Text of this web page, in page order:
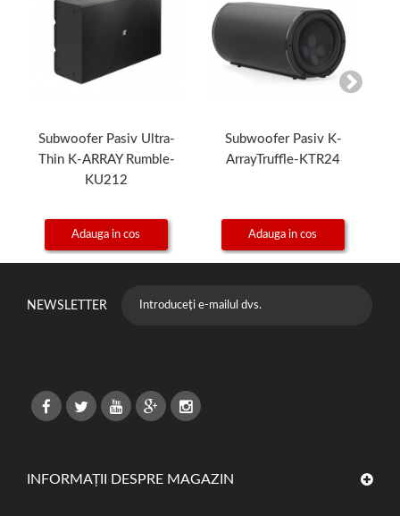
Subwoofer Pasiv Ultra-
Thin K-ARRAY Rumble-
KU212
Adauga in cos
Subwoofer Pasiv K-
ArrayTruffle-KTR24
Adauga in cos
NEWSLETTER
INFORMAȚII DESPRE MAGAZIN